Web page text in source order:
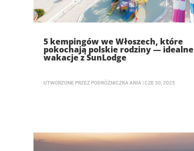
5 kempingów we Włoszech, które
pokochają polskie rodziny — idealne
wakacje z SunLodge
UTWORZONE PRZEZ PODRÓŻNICZKA ANIA |CZE 30, 2025